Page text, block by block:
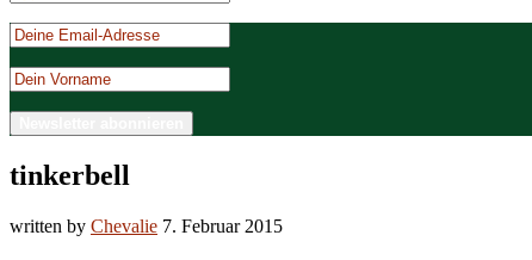
tinkerbell
written by Chevalie 7. Februar 2015